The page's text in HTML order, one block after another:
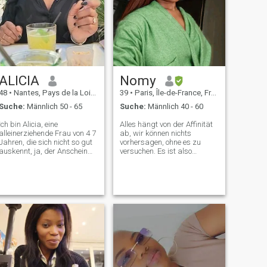
Sie mich tut mir leid Ich
werde Ihnen nicht antworten
danke gehen Sie bitte
• Nantes, Pays de la Loire, Frankreich
Suche: Männlich 50 - 65
Ich bin Alicia, eine
alleinerziehende Frau von 4 7
die sich nicht so gut
auskennt, ja, der Anschein
fühle, schützend,
ziemlich groß,
weil ich mich selbst 1 m7 8
miesse. Ich möchte angeben,
ich auf Profile ohne
nicht antworten werde.
wird gesagt, dass Liebe
überall gefunden wird. Ich
Nomy
39 • Paris, Île-de-France, Frankreich
Suche: Männlich 40 - 60
Alles hängt von der Affinität
ab, wir können nichts
vorhersagen, ohne es zu
versuchen. Es ist also
\NJE steckt mich nicht in eine
Box, weil wir Freunde finden
können, die Liebe finden. Ich
würde gegen alle Menschen,
die nicht in Europa wohnen,
leider nicht antworten. Tut
mir leid. Ich bin kein Fälscher,
wenn du mir nicht glaubst,